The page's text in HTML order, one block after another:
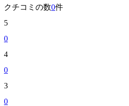
クチコミの数0件
5
0
4
0
3
0